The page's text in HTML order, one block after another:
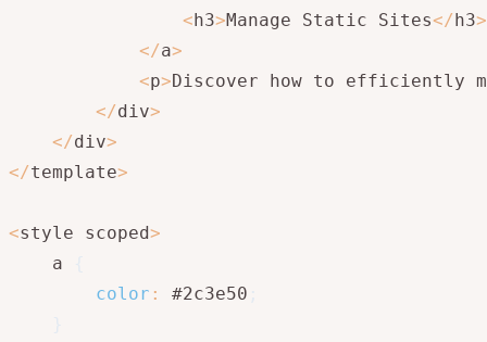
<h3>Manage Static Sites</h3>
</a>
<p>Discover how to efficiently
</div>
</div>
</template>
<style scoped>
    a
color : #2c3e50